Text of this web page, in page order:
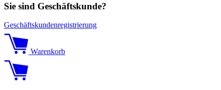
Sie sind Geschäftskunde?
Geschäftskundenregistrierung
Warenkorb